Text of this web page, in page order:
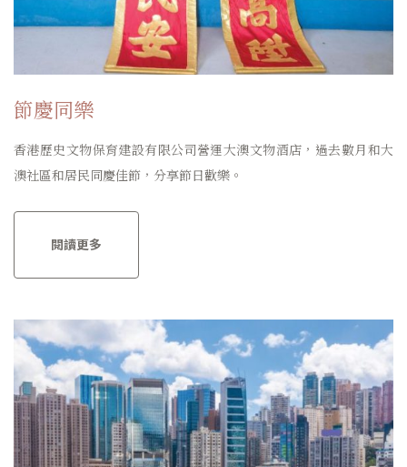
節慶同樂
香港歷史文物保育建設有限公司營運大澳文物酒店，過去數月和大
澳社區和居民同慶佳節，分享節日歡樂。
閱讀更多